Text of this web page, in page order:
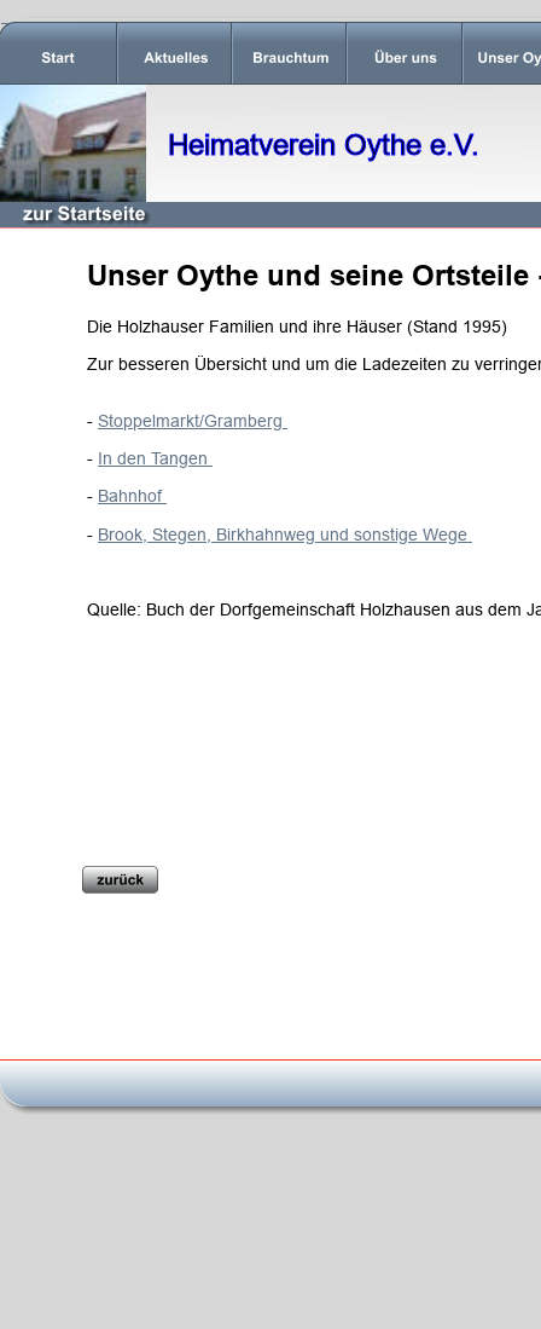
Heimatverein Oythe e.V.
Unser Oythe und seine Ortsteile
Die Holzhauser Familien und ihre Häuser (Stand 1995)
Zur besseren Übersicht und um die Ladezeiten zu
- Stoppelmarkt/Gramberg
- In den Tangen
- Bahnhof
- Brook, Stegen, Birkhahnweg und sonstige Wege
Quelle: Buch der Dorfgemeinschaft Holzhausen aus dem